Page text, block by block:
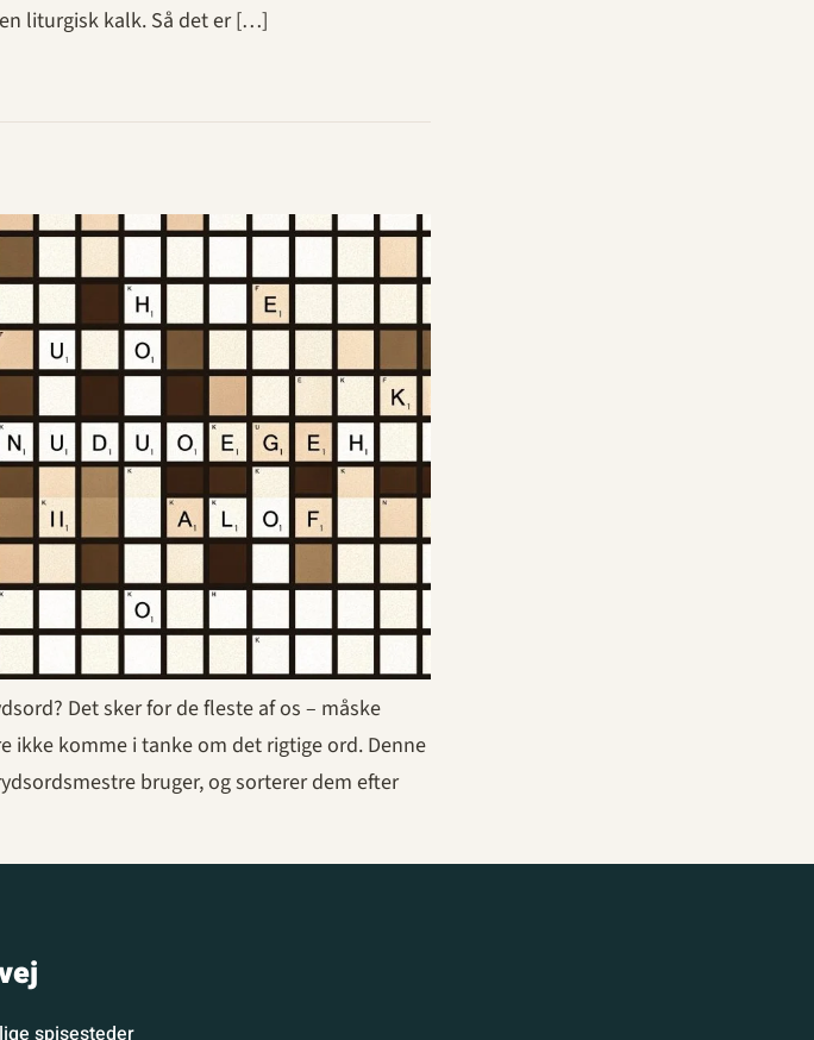
liturgisk kalk. Så det er […]
Det sker for de fleste af os – måske
ikke komme i tanke om det rigtige ord. Denne
bruger, og sorterer dem efter
spisesteder